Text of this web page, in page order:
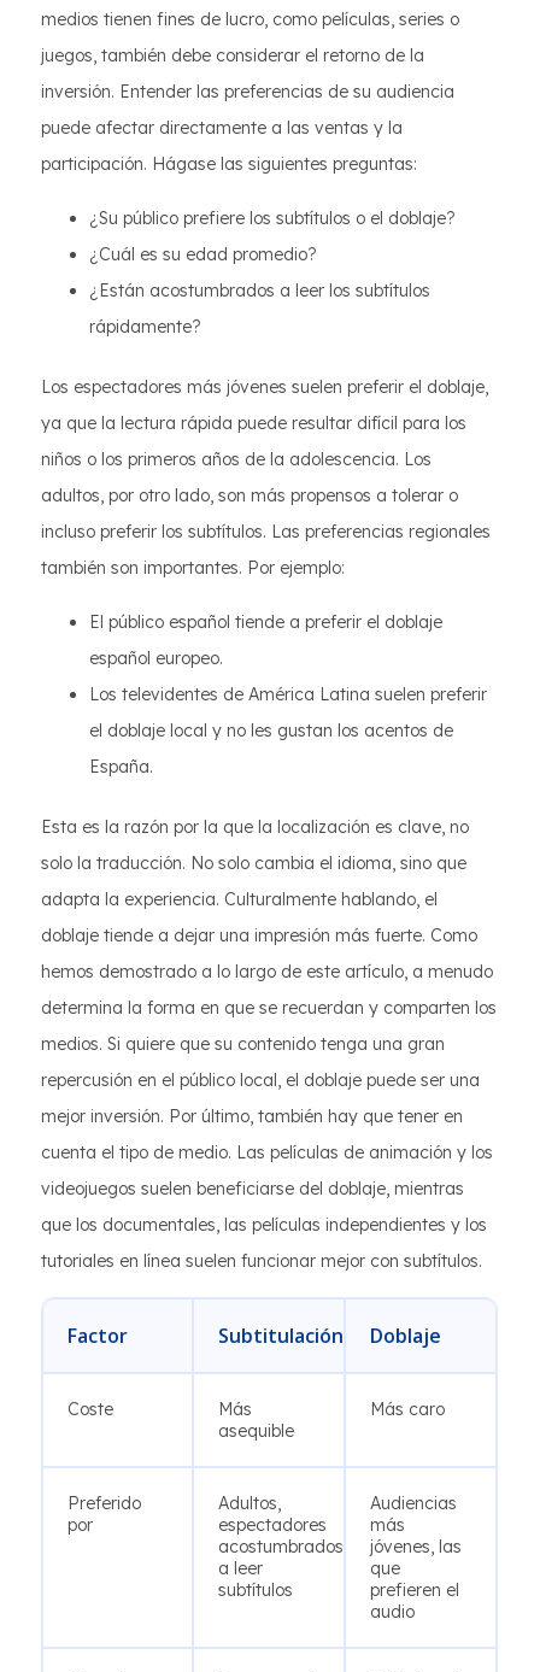
medios tienen fines de lucro, como películas, series o
juegos, también debe considerar el retorno de la
inversión. Entender las preferencias de su audiencia
puede afectar directamente a las ventas y la
participación. Hágase las siguientes preguntas:
¿Su público prefiere los subtítulos o el doblaje?
¿Cuál es su edad promedio?
¿Están acostumbrados a leer los subtítulos
rápidamente?
Los espectadores más jóvenes suelen preferir el doblaje,
ya que la lectura rápida puede resultar difícil para los
niños o los primeros años de la adolescencia. Los
adultos, por otro lado, son más propensos a tolerar o
incluso preferir los subtítulos. Las preferencias regionales
también son importantes. Por ejemplo:
El público español tiende a preferir el doblaje
español europeo.
Los televidentes de América Latina suelen preferir
el doblaje local y no les gustan los acentos de
España.
Esta es la razón por la que la localización es clave, no
solo la traducción. No solo cambia el idioma, sino que
adapta la experiencia. Culturalmente hablando, el
doblaje tiende a dejar una impresión más fuerte. Como
hemos demostrado a lo largo de este artículo, a menudo
determina la forma en que se recuerdan y comparten los
medios. Si quiere que su contenido tenga una gran
repercusión en el público local, el doblaje puede ser una
mejor inversión. Por último, también hay que tener en
cuenta el tipo de medio. Las películas de animación y los
videojuegos suelen beneficiarse del doblaje, mientras
que los documentales, las películas independientes y los
tutoriales en línea suelen funcionar mejor con subtítulos.
Factor Subtitulación Doblaje
Coste
Más
asequible
Más caro
Preferido
por
Adultos,
espectadores
acostumbrados
a leer
subtítulos
Audiencias
más
jóvenes, las
que
prefieren el
audio